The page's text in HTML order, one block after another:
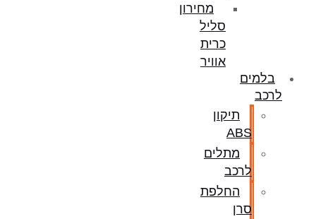
מחירון
סליל
כרית
אוויר
בלמים
לרכב
תיקון
ABS
מתלים
לרכב
החלפת
סרן